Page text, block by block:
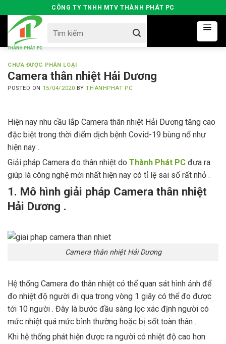
to
content
CÔNG TY TNHH MTV THÀNH PHÁT PC
for:
CHƯA ĐƯỢC PHÂN LOẠI
Camera thân nhiệt Hải Dương
POSTED ON 15/04/2020 BYTHANHPHAT PC
Hiện nay nhu cầu lắp Camera thân nhiệt Hải Dương tăng cao
đặc biệt trong thời điểm dịch bệnh Covid-19 bùng nổ như
hiện nay .
Giải pháp Camera đo thân nhiệt do Thành Phát PC đưa ra
giúp là công nghệ mới nhất hiện nay có tỉ lệ sai số rất nhỏ .
1. Mô hình giải pháp Camera thân nhiệt
Hải Dương .
Camera thân nhiệt Hải Dương
Hệ thống Camera đo thân nhiệt có thể quan sát hình ảnh để
đo nhiệt độ người đi qua trong vòng 1 giây có thể đo được
tới 10 người . Đây là bước đầu sàng lọc xác định người có
mức nhiệt quá mức bình thường hoặc bị sốt toàn thân .
Khi hệ thống phát hiện được ra người có nhiệt độ cao hơn